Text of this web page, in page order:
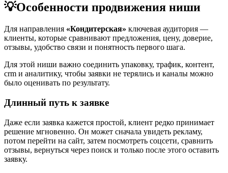
💡Особенности продвижения ниши
Для направления «Кондитерская» ключевая аудитория —
клиенты, которые сравнивают предложения, цену, доверие,
отзывы, удобство связи и понятность первого шага.
Для этой ниши важно соединить упаковку, трафик, контент,
crm и аналитику, чтобы заявки не терялись и каналы можно
было оценивать по результату.
Длинный путь к заявке
Даже если заявка кажется простой, клиент редко принимает
решение мгновенно. Он может сначала увидеть рекламу,
потом перейти на сайт, затем посмотреть соцсети, сравнить
отзывы, вернуться через поиск и только после этого оставить
заявку.